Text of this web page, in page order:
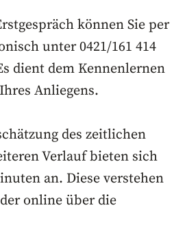
können Sie per
unter 0421/161 414
dient dem Kennenlernen
Anliegens.
des zeitlichen
Verlauf bieten sich
an. Diese verstehen
online über die